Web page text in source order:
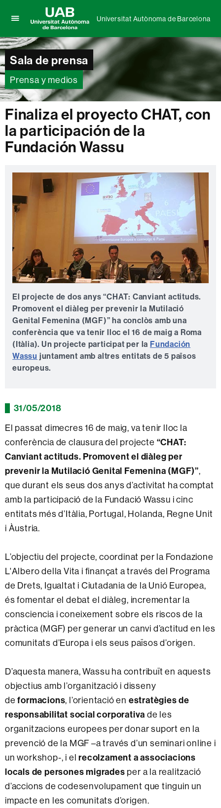
aquí
para
desplegar
el
menú
de
Universitat
Autònoma
de
Barcelona
Universitat
Autònoma
de
Universitat Autònoma de Barcelona
Sala de prensa
Prensa y medios
Finaliza el proyecto CHAT, con
la participación de la
Fundación Wassu
El projecte de dos anys “CHAT: Canviant actituds.
Promovent el diàleg per prevenir la Mutilació
Genital Femenina (MGF)” ha conclòs amb una
conferència que va tenir lloc el 16 de maig a Roma
(Itàlia). Un projecte participat per la Fundación
Wassu juntament amb altres entitats de 5 països
europeus.
31/05/2018
El passat dimecres 16 de maig, va tenir lloc la
conferència de clausura del projecte “CHAT:
Canviant actituds. Promovent el diàleg per
prevenir la Mutilació Genital Femenina (MGF)”,
que durant els seus dos anys d’activitat ha comptat
amb la participació de la Fundació Wassu i cinc
entitats més d’Itàlia, Portugal, Holanda, Regne Unit
i Àustria.
L’objectiu del projecte, coordinat per la Fondazione
L'Albero della Vita i finançat a través del Programa
de Drets, Igualtat i Ciutadania de la Unió Europea,
és fomentar el debat el diàleg, incrementar la
consciencia i coneixement sobre els riscos de la
pràctica (MGF) per generar un canvi d’actitud en les
comunitats d’Europa i els seus països d’origen.
D’aquesta manera, Wassu ha contribuït en aquests
objectius amb l’organització i disseny
deformacions, l’orientació en estratègies de
responsabilitat social corporativa de les
organitzacions europees per donar suport en la
prevenció de la MGF –a través d’un seminari online i
un workshop-, i elrecolzament a associacions
locals de persones migrades per a la realització
d’accions de codesenvolupament que tinguin un
impacte en les comunitats d’origen.